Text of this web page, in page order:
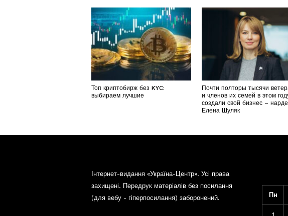
Топ криптобирж без KYC:
выбираем лучшие
Почти полторы тысячи
и членов их семей в этом
создали свой бизнес –
Елена Шуляк
Інтернет-видання «Україна-Центр». Усі права
захищені. Передрук матеріалів без посилання
(для вебу - гіперпосилання) заборонений.
Пн